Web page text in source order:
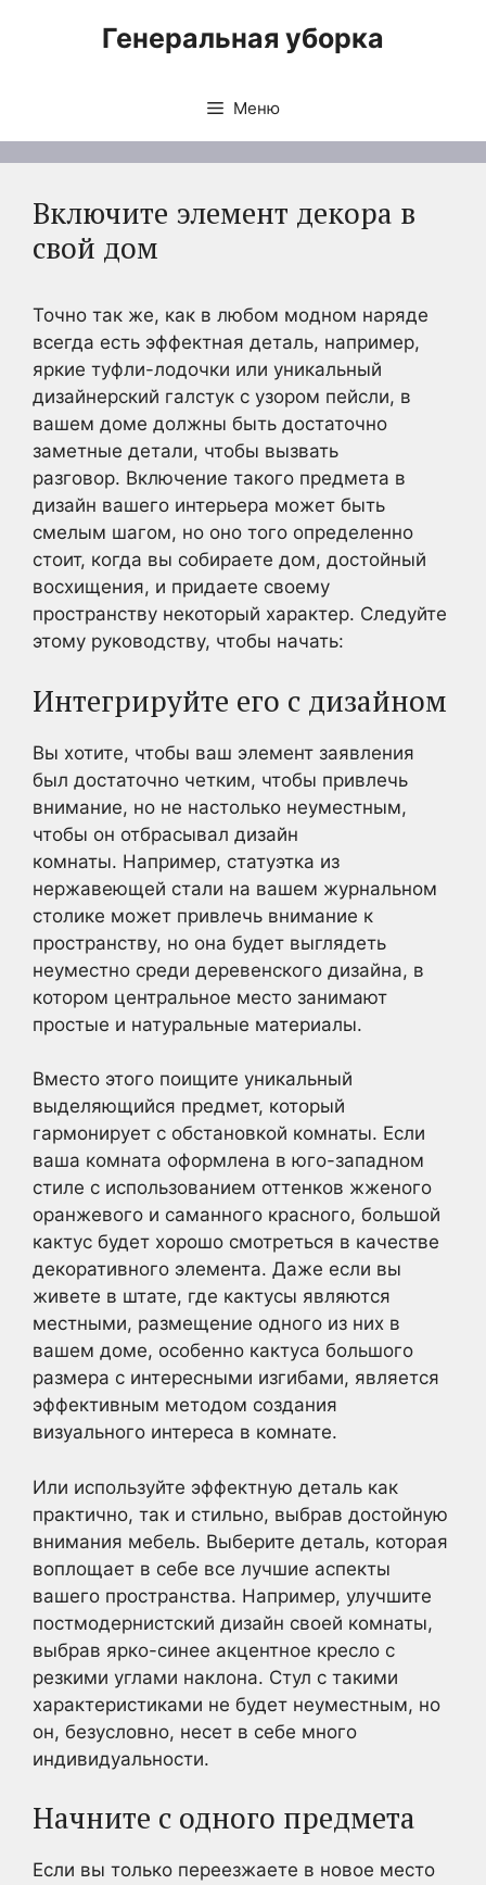
Генеральная уборка
Меню
Включите элемент декора в
свой дом
Точно так же, как в любом модном наряде
всегда есть эффектная деталь, например,
яркие туфли-лодочки или уникальный
дизайнерский галстук с узором пейсли, в
вашем доме должны быть достаточно
заметные детали, чтобы вызвать
разговор. Включение такого предмета в
дизайн вашего интерьера может быть
смелым шагом, но оно того определенно
стоит, когда вы собираете дом, достойный
восхищения, и придаете своему
пространству некоторый характер. Следуйте
этому руководству, чтобы начать:
Интегрируйте его с дизайном
Вы хотите, чтобы ваш элемент заявления
был достаточно четким, чтобы привлечь
внимание, но не настолько неуместным,
чтобы он отбрасывал дизайн
комнаты. Например, статуэтка из
нержавеющей стали на вашем журнальном
столике может привлечь внимание к
пространству, но она будет выглядеть
неуместно среди деревенского дизайна, в
котором центральное место занимают
простые и натуральные материалы.
Вместо этого поищите уникальный
выделяющийся предмет, который
гармонирует с обстановкой комнаты. Если
ваша комната оформлена в юго-западном
стиле с использованием оттенков жженого
оранжевого и саманного красного, большой
кактус будет хорошо смотреться в качестве
декоративного элемента. Даже если вы
живете в штате, где кактусы являются
местными, размещение одного из них в
вашем доме, особенно кактуса большого
размера с интересными изгибами, является
эффективным методом создания
визуального интереса в комнате.
Или используйте эффектную деталь как
практично, так и стильно, выбрав достойную
внимания мебель. Выберите деталь, которая
воплощает в себе все лучшие аспекты
вашего пространства. Например, улучшите
постмодернистский дизайн своей комнаты,
выбрав ярко-синее акцентное кресло с
резкими углами наклона. Стул с такими
характеристиками не будет неуместным, но
он, безусловно, несет в себе много
индивидуальности.
Начните с одного предмета
Если вы только переезжаете в новое место